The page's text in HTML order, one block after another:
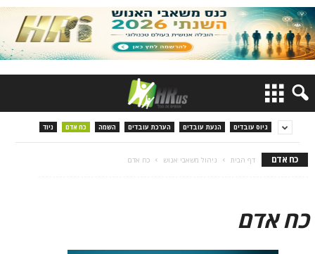
גיוס עובדים הנעת עובדים הערכת עובדים השמה כח אדם ניוד
כח אדם דף הבית ניהול משאבי אנוש כח אדם
כח אדם